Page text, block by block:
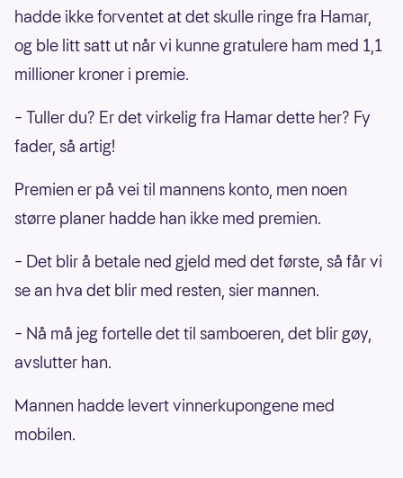
hadde ikke forventet at det skulle ringe fra Hamar,
og ble litt satt ut når vi kunne gratulere ham med 1,1
millioner kroner i premie.
– Tuller du? Er det virkelig fra Hamar dette her? Fy
fader, så artig!
Premien er på vei til mannens konto, men noen
større planer hadde han ikke med premien.
– Det blir å betale ned gjeld med det første, så får vi
se an hva det blir med resten, sier mannen.
– Nå må jeg fortelle det til samboeren, det blir gøy,
avslutter han.
Mannen hadde levert vinnerkupongene med
mobilen.